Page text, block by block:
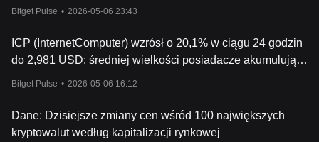
ICP za dostarczanie mocy obliczeniowej, tworząc system
integralność sieci.
DFINITY, zespół stojący za Internet Computer, posiada duży
procent tokenów ICP, który wynosi 22,2%. Pozostawia to tylko
77,8% dla społeczności. Chociaż celem Internet Computer jest
Podsumowanie
Internet Computer prezentuje rewolucyjne podejście do
Bitget Pulse • 2026-05-06 23:43
ICP (InternetComputer) wzrósł o 20,1% w ciągu 24 godzin
do 2,981 USD: średniej wielkości posiadacze akumulują
Bitget Pulse • 2026-05-06 16:12
Dane: Dzisiejsze zmiany cen wśród 100 największych
kryptowalut według kapitalizacji rynkowej